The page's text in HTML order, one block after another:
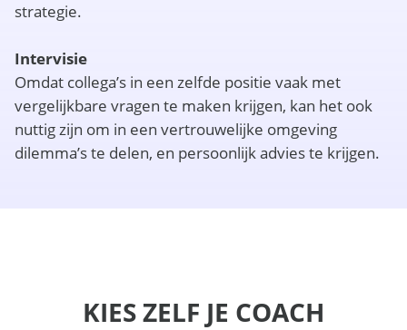
strategie.
Intervisie
Omdat collega’s in een zelfde positie vaak met
vergelijkbare vragen te maken krijgen, kan het ook
nuttig zijn om in een vertrouwelijke omgeving
dilemma’s te delen, en persoonlijk advies te krijgen.
KIES ZELF JE COACH